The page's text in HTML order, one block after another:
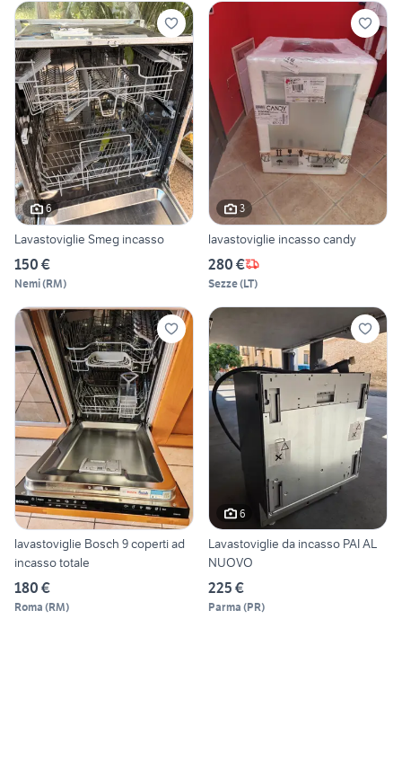
6
Lavastoviglie Smeg incasso
150 €
Nemi(RM)
3
lavastoviglie incasso candy
280 €
Sezze(LT)
lavastoviglie Bosch 9 coperti ad
incasso totale
180 €
Roma (RM)
6
Lavastoviglie da incasso PAI AL
NUOVO
225 €
Parma (PR)